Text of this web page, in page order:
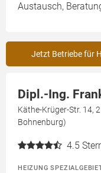
Austausch,
Jetzt Betriebe für
Dipl.-Ing.
Käthe-Krüger-Str. 14,
Bohnenburg)
4.5
HEIZUNG